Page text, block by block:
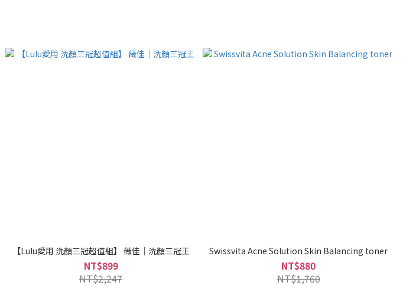
【Lulu愛用 洗顏三冠超值組】 薇佳｜洗顏三冠王
NT$899
NT$2,247
Swissvita Acne Solution Skin Balancing toner
NT$880
NT$1,760